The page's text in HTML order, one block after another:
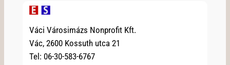
Váci Városimázs Nonprofit Kft.
Vác, 2600 Kossuth utca 21
Tel: 06-30-583-6767